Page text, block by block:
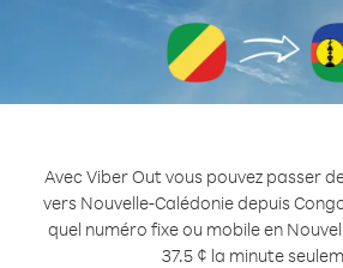
Avec Viber Out vous pouvez passer
vers Nouvelle-Calédonie depuis
quel numéro fixe ou mobile en
37.5 ¢ la minute